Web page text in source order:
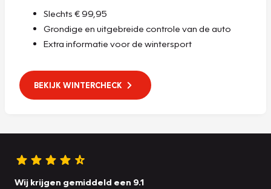
Slechts € 99,95
Grondige en uitgebreide controle van de auto
Extra informatie voor de wintersport
BEKIJK WINTERCHECK
Wij krijgen gemiddeld een 9.1